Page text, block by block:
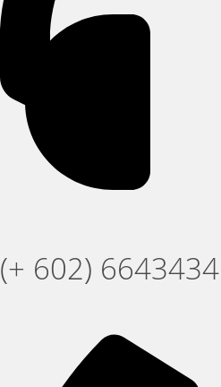
(+ 602) 6643434